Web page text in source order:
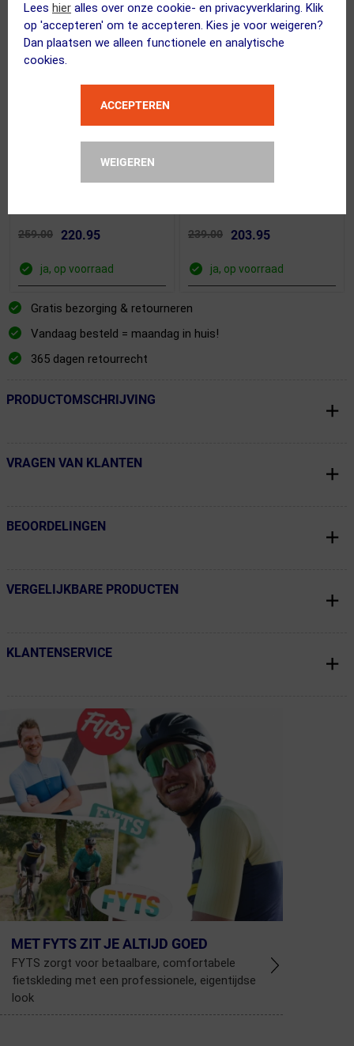
Lees hier alles over onze cookie- en privacyverklaring. Klik
op 'accepteren' om te accepteren. Kies je voor weigeren?
Dan plaatsen we alleen functionele en analytische
cookies.
ACCEPTEREN
WEIGEREN
(1)
76 PRO GTX Winter
259.00 220.95
ja, op voorraad
239.00 203.95
ja, op voorraad
Gratis bezorging & retourneren
Vandaag besteld = maandag in huis!
365 dagen retourrecht
← Terug naar productnavigatie
PRODUCTOMSCHRIJVING
← Terug naar productnavigatie
VRAGEN VAN KLANTEN
← Terug naar productnavigatie
BEOORDELINGEN
← Terug naar productnavigatie
VERGELIJKBARE PRODUCTEN
← Terug naar productnavigatie
KLANTENSERVICE
MET FYTS ZIT JE ALTIJD GOED
FYTS zorgt voor betaalbare, comfortabele
fietskleding met een professionele, eigentijdse
look